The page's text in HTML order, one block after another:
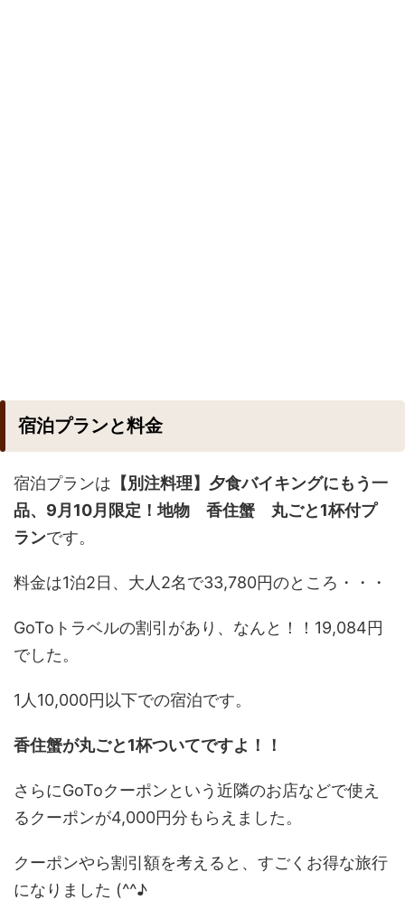
宿泊プランと料金
宿泊プランは 【別注料理】夕食バイキングにもう一
品、9月10月限定！地物 香住蟹 丸ごと1杯付プ
ランです。
料金は1泊2日、大人2名で33,780円のところ・・・
GoToトラベルの割引があり、なんと！！19,084円
でした。
1人10,000円以下での宿泊です。
香住蟹が丸ごと1杯ついてですよ！！
さらにGoToクーポンという近隣のお店などで使え
るクーポンが4,000円分もらえました。
クーポンやら割引額を考えると、すごくお得な旅行
になりました (^^♪